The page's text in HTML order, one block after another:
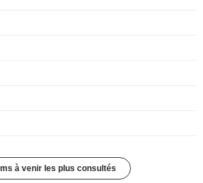
à venir les plus consultés